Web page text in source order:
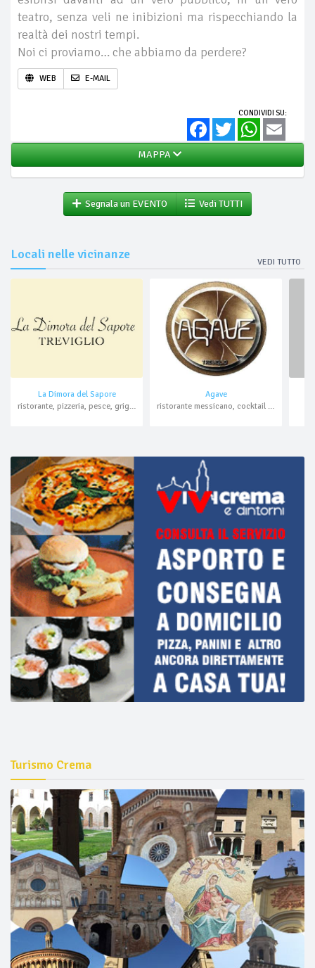
teatro, senza veli ne inibizioni ma rispecchiando la
realtà dei nostri tempi.
Noi ci proviamo… che abbiamo da perdere?
WEB E-MAIL
CONDIVIDI SU:
FacebookTwitter WhatsApp
MAPPA
Segnala un EVENTO Vedi TUTTI
Locali nelle vicinanze
VEDI TUTTO
La Dimora del Sapore
ristorante, pizzeria, pesce, griglieria, asporto, domicilio
Agave
ristorante messicano, cocktail bar, aperitivo
Turismo Crema